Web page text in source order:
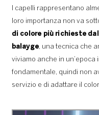
I capelli rappresentano
loro importanza non va
di colore più richieste
balayge, una tecnica che
viviamo anche in
fondamentale, quindi non
servizio e di adattare il